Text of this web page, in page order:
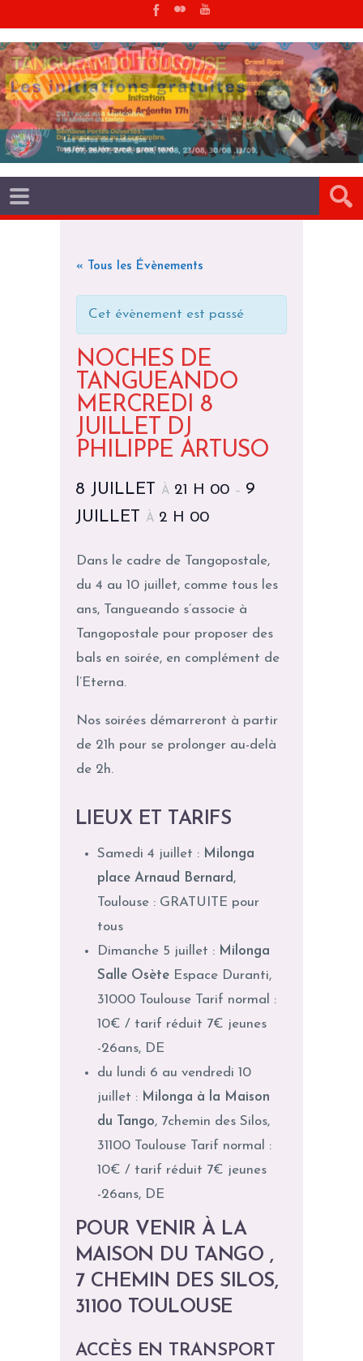
« Tous les Évènements
Cet évènement est passé
NOCHES DE
TANGUEANDO
MERCREDI 8
JUILLET DJ
PHILIPPE ARTUSO
8 JUILLET À 21 H 00 – 9
JUILLET
À 2 H 00
Dans le cadre de Tangopostale,
du 4 au 10 juillet, comme tous les
ans, Tangueando s’associe à
Tangopostale pour proposer des
bals en soirée, en complément de
l’Eterna.
Nos soirées démarreront à partir
de 21h pour se prolonger au-delà
de 2h.
LIEUX ET TARIFS
Samedi 4 juillet : Milonga
place Arnaud Bernard ,
Toulouse : GRATUITE pour
tous
Dimanche 5 juillet : Milonga
Salle OsèteEspace Duranti,
31000 Toulouse Tarif normal :
10€ / tarif réduit 7€ jeunes
-26ans, DE
du lundi 6 au vendredi 10
juillet : Milonga à la Maison
du Tango, 7chemin des Silos,
31100 Toulouse Tarif normal :
10€ / tarif réduit 7€ jeunes
-26ans, DE
POUR VENIR À LA
MAISON DU TANGO ,
7 CHEMIN DES SILOS,
31100 TOULOUSE
ACCÈS EN TRANSPORT